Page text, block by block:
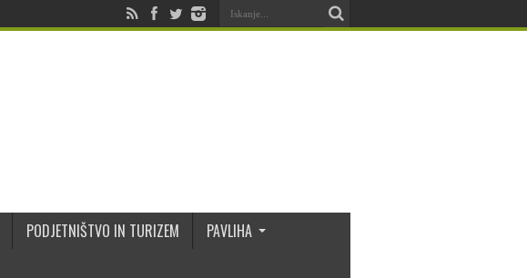
PODJETNIŠTVO IN TURIZEM
PAVLIHA